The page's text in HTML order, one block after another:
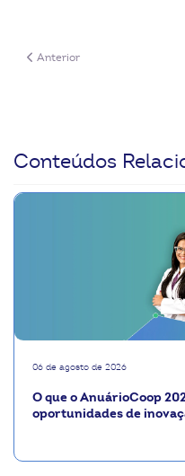
Artigo anterior: SXSW 2023:
Anterior
Conteúdos
06 de agosto de 2026
O que o AnuárioCoop
oportunidades de